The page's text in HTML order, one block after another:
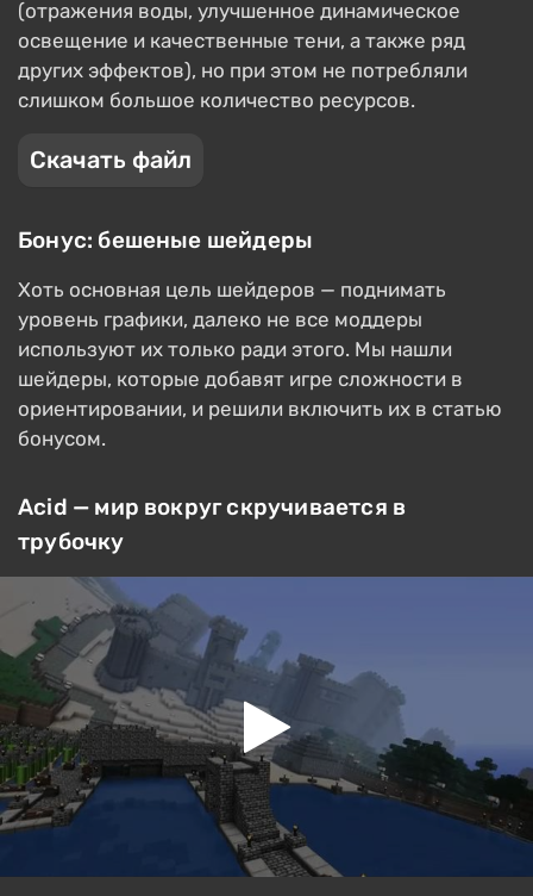
(отражения воды, улучшенное динамическое
освещение и качественные тени, а также ряд
других эффектов), но при этом не потребляли
слишком большое количество ресурсов.
Скачать файл
Бонус: бешеные шейдеры
Хоть основная цель шейдеров — поднимать
уровень графики, далеко не все моддеры
используют их только ради этого. Мы нашли
шейдеры, которые добавят игре сложности в
ориентировании, и решили включить их в статью
бонусом.
Acid — мир вокруг скручивается в
трубочку